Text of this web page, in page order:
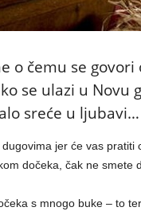
o čemu se
se ulazi u Novu
sreće u ljubavi…
jer će vas pratiti
dočeka, čak ne smete
s mnogo buke – to